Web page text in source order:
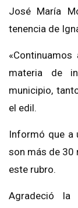
José María
tenencia de
materia de
municipio,
el edil.
Informó que a
son más de 30
este rubro.
Agradeció la